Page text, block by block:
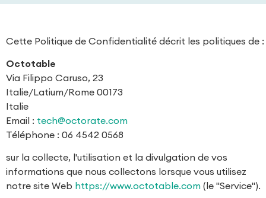
Cette Politique de Confidentialité décrit les politiques de :
Octotable
Via Filippo Caruso, 23
Italie/Latium/Rome 00173
Italie
Email : tech@octorate.com
Téléphone : 06 4542 0568
sur la collecte, l'utilisation et la divulgation de vos
informations que nous collectons lorsque vous utilisez
notre site Web https://www.octotable.com (le "Service").